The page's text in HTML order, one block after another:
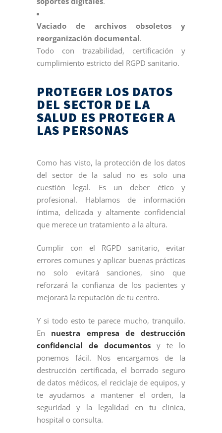
Vaciado de archivos obsoletos y
reorganización documental.
Todo con trazabilidad, certificación y
cumplimiento estricto del RGPD sanitario.
PROTEGER LOS DATOS
DEL SECTOR DE LA
SALUD ES PROTEGER A
LAS PERSONAS
Como has visto, la protección de los datos
del sector de la salud no es solo una
cuestión legal. Es un deber ético y
profesional. Hablamos de información
íntima, delicada y altamente confidencial
que merece un tratamiento a la altura.
Cumplir con el RGPD sanitario, evitar
errores comunes y aplicar buenas prácticas
no solo evitará sanciones, sino que
reforzará la confianza de los pacientes y
mejorará la reputación de tu centro.
Y si todo esto te parece mucho, tranquilo.
En nuestra empresa de destrucción
confidencial de documentos y te lo
ponemos fácil. Nos encargamos de la
destrucción certificada, el borrado seguro
de datos médicos, el reciclaje de equipos, y
te ayudamos a mantener el orden, la
seguridad y la legalidad en tu clínica,
hospital o consulta.